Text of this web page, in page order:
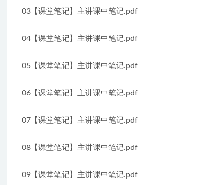
03【课堂笔记】主讲课中笔记.pdf
04【课堂笔记】主讲课中笔记.pdf
05【课堂笔记】主讲课中笔记.pdf
06【课堂笔记】主讲课中笔记.pdf
07【课堂笔记】主讲课中笔记.pdf
08【课堂笔记】主讲课中笔记.pdf
09【课堂笔记】主讲课中笔记.pdf